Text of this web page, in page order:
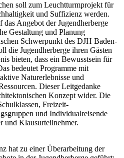
soll zum Leuchtturmprojekt für
und Suffizienz werden.
Angebot der Jugendherberge
Gestaltung und Planung
Schwerpunkt des DJH Baden-
die Jugendherberge ihren Gästen
bieten, dass ein Bewusstsein für
bedeutet Programme mit
Naturerlebnisse und
Dieser Leitgedanke
Konzept wider. Die
Freizeit-
und Individualreisende
und Klausurteilnehmer.
hat zu einer Überarbeitung der